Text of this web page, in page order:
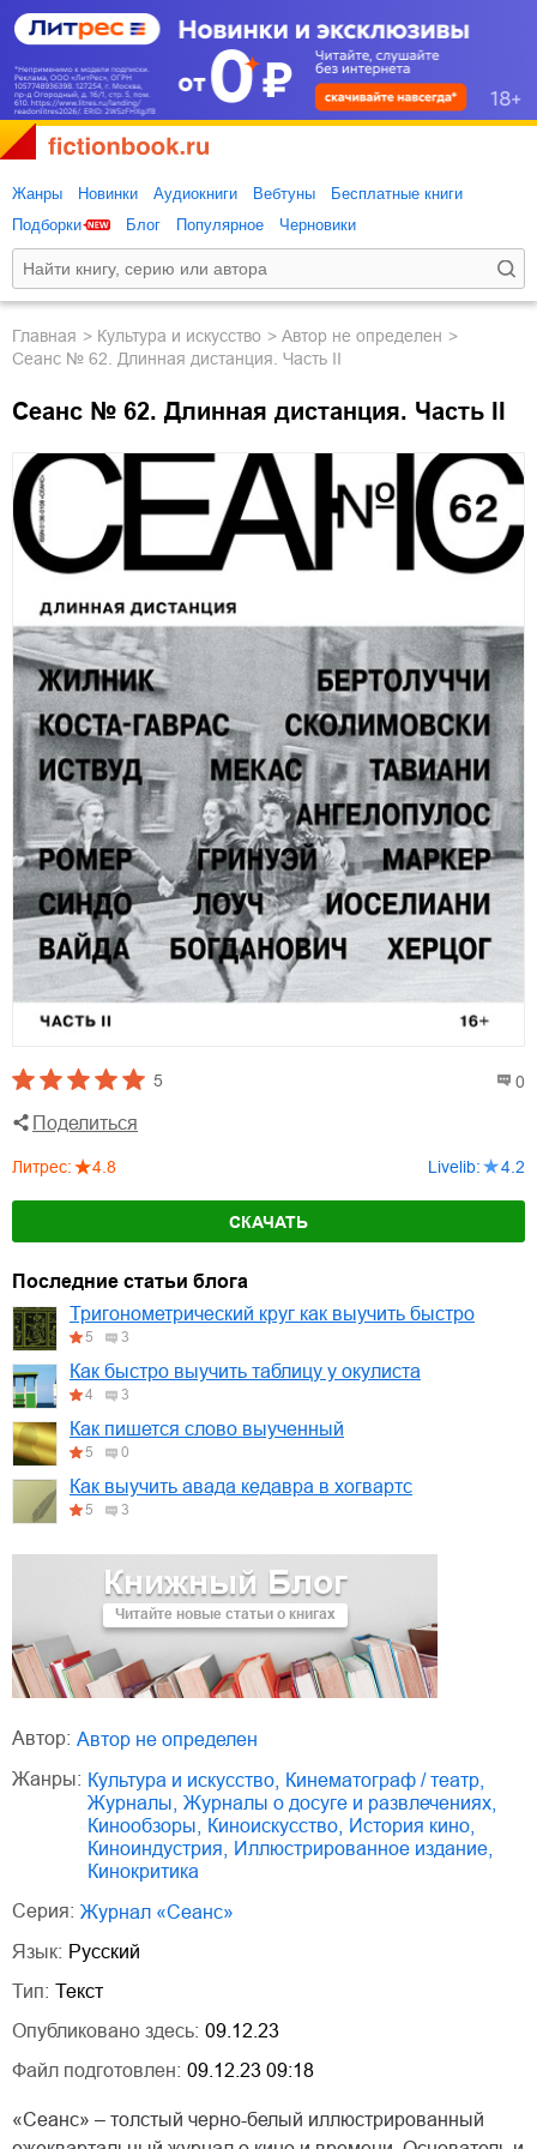
Жанры Новинки Аудиокниги Вебтуны
Бесплатные книги
Подборки
Блог Популярное Черновики
Главная культура и искусство
Автор не определен
Сеанс № 62. Длинная дистанция. Часть II
Сеанс № 62. Длинная дистанция. Часть II
5 0
Поделиться
Литрес: 4.8 Livelib: 4.2
СКАЧАТЬ
Книжный Блог
Читайте новые статьи о книгах
Последние статьи блога
Тригонометрический круг как выучить быстро
5 3
Как быстро выучить таблицу у окулиста
4 3
Как пишется слово выученный
5 0
Как выучить авада кедавра в хогвартс
5 3
Автор:
Автор не определен
Жанры:
культура и искусство кинематограф / театр
журналы
журналы о досуге и развлечениях
кинообзоры
киноискусство история кино
киноиндустрия
иллюстрированное издание
кинокритика
Серия:
Журнал «Сеанс»
Язык: Русский
Тип: Текст
Опубликовано здесь: 09.12.23
Файл подготовлен: 09.12.23 09:18
«Сеанс» – толстый черно-белый иллюстрированный